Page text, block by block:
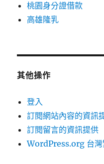
桃園身分證借款
高雄隆乳
其他操作
登入
訂閱網站內容的資訊
訂閱留言的資訊提供
WordPress.org 台灣